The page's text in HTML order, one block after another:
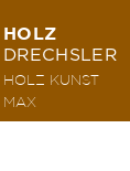
HOLZ
DRECHSLER
HOLZ KUNST
MAX